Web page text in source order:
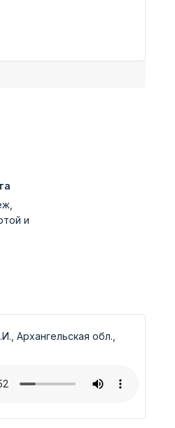
и
Архангельская обл.,